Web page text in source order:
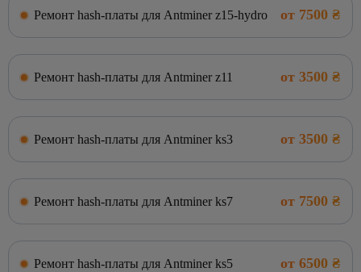
Ремонт hash-платы для Antminer z15-hydro от 7500 ₴
Ремонт hash-платы для Antminer z11 от 3500 ₴
Ремонт hash-платы для Antminer ks3 от 3500 ₴
Ремонт hash-платы для Antminer ks7 от 7500 ₴
Ремонт hash-платы для Antminer ks5 от 6500 ₴